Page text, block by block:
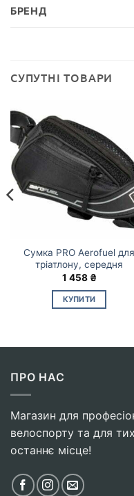
БРЕНД
СУПУТНІ ТОВАРИ
Сумка PRO Aerofuel для
тріатлону, середня
1 458 ₴
КУПИТИ
ПРО НАС
Магазин для
велоспорту та для
останнє місце!